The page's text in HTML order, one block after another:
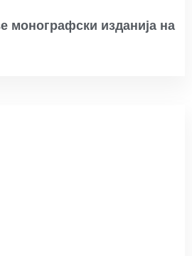
монографски изданија на